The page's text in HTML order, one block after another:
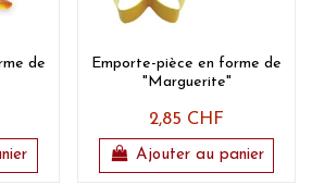
de
Emporte-pièce en forme de
"Marguerite"
2,85 CHF
Ajouter au panier